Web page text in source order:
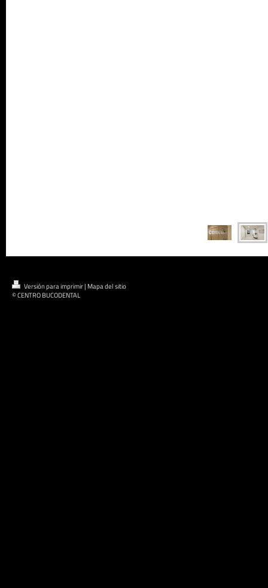
Versión para imprimir| Mapa del sitio
© CENTRO BUCODENTAL